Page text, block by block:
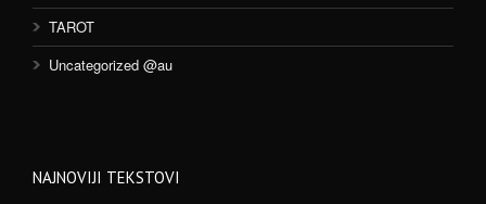
TAROT
Uncategorized @au
NAJNOVIJI TEKSTOVI